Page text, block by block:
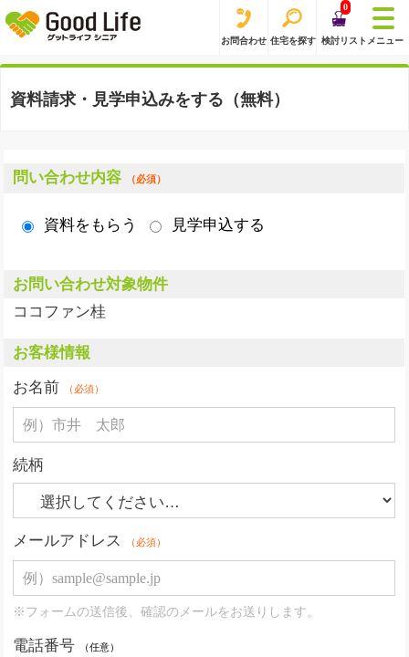
お問合わせ 住宅を探す
0
検討リスト メニュー
資料請求・見学申込みをする（無料）
問い合わせ内容 （必須）
資料をもらう 見学申込する
お問い合わせ対象物件
ココファン桂
お客様情報
お名前
（必須）
続柄
メールアドレス （必須）
※フォームの送信後、確認のメールをお送りします。
電話番号 （任意）